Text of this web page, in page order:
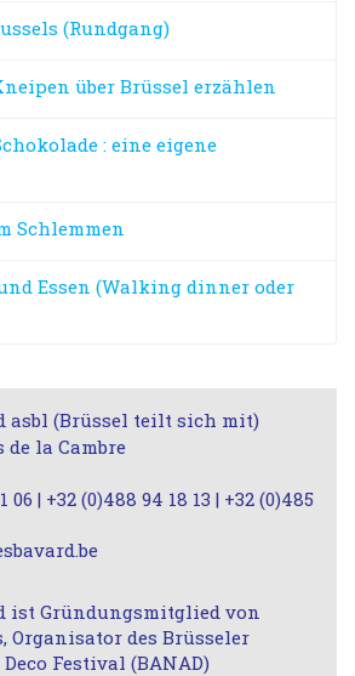
(Rundgang)
über Brüssel erzählen
: eine eigene
Schlemmen
Essen (Walking dinner oder
asbl (Brüssel teilt sich mit)
de la Cambre
06 | +32 (0)488 94 18 13 | +32 (0)485
ist Gründungsmitglied von
Organisator des Brüsseler
Festival (BANAD)